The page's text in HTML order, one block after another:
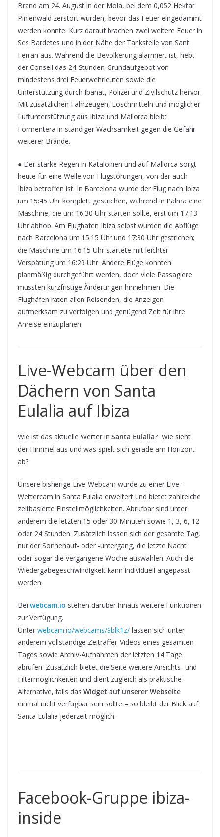
Brand am 24. August in der Mola, bei dem 0,052 Hektar
Pinienwald zerstört wurden, bevor das Feuer eingedämmt
werden konnte. Kurz darauf brachen zwei weitere Feuer in
Ses Bardetes und in der Nähe der Tankstelle von Sant
Ferran aus. Während die Bevölkerung alarmiert ist, hebt
der Consell das 24-Stunden-Grundaufgebot von
mindestens drei Feuerwehrleuten sowie die
Unterstützung durch Ibanat, Polizei und Zivilschutz hervor.
Mit zusätzlichen Fahrzeugen, Löschmitteln und möglicher
Luftunterstützung aus Ibiza und Mallorca bleibt
Formentera in ständiger Wachsamkeit gegen die Gefahr
weiterer Brände.
● Der starke Regen in Katalonien und auf Mallorca sorgt
heute für eine Welle von Flugstörungen, von der auch
Ibiza betroffen ist. In Barcelona wurde der Flug nach Ibiza
um 15:45 Uhr komplett gestrichen, während in Palma eine
Maschine, die um 16:30 Uhr starten sollte, erst um 17:13
Uhr abhob. Am Flughafen Ibiza selbst wurden die Abflüge
nach Barcelona um 15:15 Uhr und 17:30 Uhr gestrichen;
die Maschine um 16:15 Uhr startete mit leichter
Verspätung um 16:29 Uhr. Andere Flüge konnten
planmäßig durchgeführt werden, doch viele Passagiere
mussten kurzfristige Änderungen hinnehmen. Die
Flughäfen raten allen Reisenden, die Anzeigen
aufmerksam zu verfolgen und genügend Zeit für ihre
Anreise einzuplanen.
Live-Webcam über den
Dächern von Santa
Eulalia auf Ibiza
Wie ist das aktuelle Wetter in Santa Eulalia? Wie sieht
der Himmel aus und was spielt sich gerade am Horizont
ab?
Unsere bisherige Live-Webcam wurde zu einer Live-
Wettercam in Santa Eulalia erweitert und bietet zahlreiche
zeitbasierte Einstellmöglichkeiten. Abrufbar sind unter
anderem die letzten 15 oder 30 Minuten sowie 1, 3, 6, 12
oder 24 Stunden. Zusätzlich lassen sich der gesamte Tag,
nur der Sonnenauf- oder -untergang, die letzte Nacht
oder sogar die vergangene Woche auswählen. Auch die
Wiedergabegeschwindigkeit kann individuell angepasst
werden.
Bei webcam.io stehen darüber hinaus weitere Funktionen
zur Verfügung.
Unter webcam.io/webcams/9blk1z/ lassen sich unter
anderem vollständige Zeitraffer-Videos eines gesamten
Tages sowie Archiv-Aufnahmen der letzten 14 Tage
abrufen. Zusätzlich bietet die Seite weitere Ansichts- und
Filtermöglichkeiten und dient zugleich als praktische
Alternative, falls das Widget auf unserer Webseite
einmal nicht verfügbar sein sollte – so bleibt der Blick auf
Santa Eulalia jederzeit möglich.
Facebook-Gruppe ibiza-
inside